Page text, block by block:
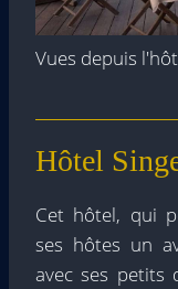
Vues depuis
Hôtel
Cet hôtel, qui
ses hôtes un
avec ses petits